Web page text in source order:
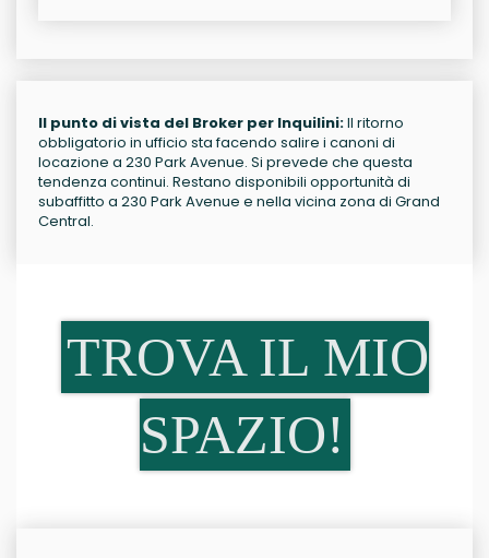
Il punto di vista del Broker per Inquilini:Il ritorno
obbligatorio in ufficio sta facendo salire i canoni di
locazione a 230 Park Avenue. Si prevede che questa
tendenza continui. Restano disponibili opportunità di
subaffitto a 230 Park Avenue e nella vicina zona di Grand
Central.
TROVA IL MIO
SPAZIO!